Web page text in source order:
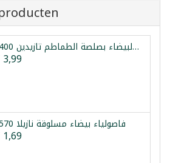
الفاصولياء البيضاء بصلصة الطماطم تازيدين 400غ
فاصولياء بيضاء مسلوقة نازيلا 570غ